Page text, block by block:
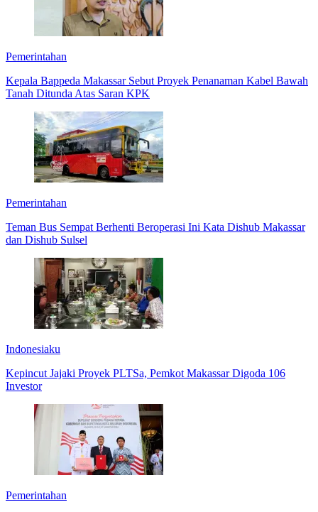
Pemerintahan
Kepala Bappeda Makassar Sebut Proyek Penanaman Kabel Bawah
Tanah Ditunda Atas Saran KPK
Pemerintahan
Teman Bus Sempat Berhenti Beroperasi Ini Kata Dishub Makassar
dan Dishub Sulsel
Indonesiaku
Kepincut Jajaki Proyek PLTSa, Pemkot Makassar Digoda 106
Investor
Pemerintahan